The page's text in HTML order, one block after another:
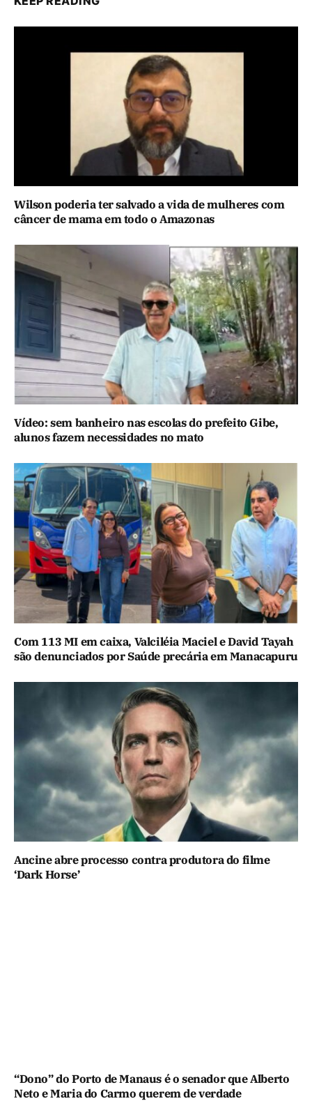
Wilson poderia ter salvado a vida de mulheres com
câncer de mama em todo o Amazonas
Vídeo: sem banheiro nas escolas do prefeito Gibe,
alunos fazem necessidades no mato
Com 113 MI em caixa, Valciléia Maciel e David Tayah
são denunciados por Saúde precária em Manacapuru
Ancine abre processo contra produtora do filme
‘Dark Horse’
“Dono” do Porto de Manaus é o senador que Alberto
Neto e Maria do Carmo querem de verdade